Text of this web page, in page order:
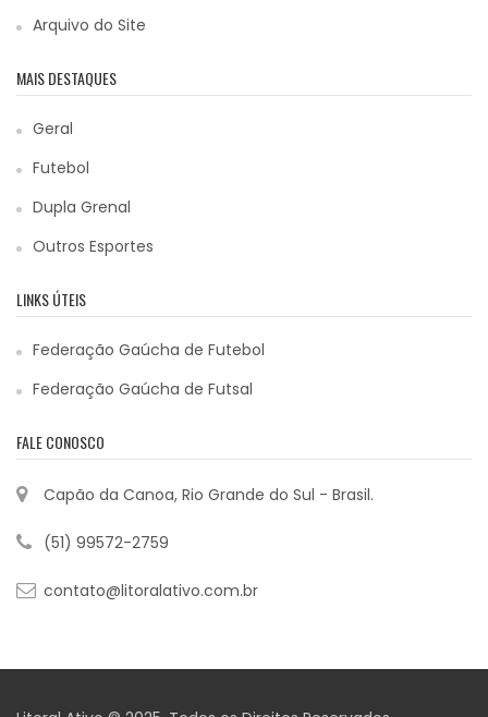
Arquivo do Site
MAIS DESTAQUES
Geral
Futebol
Dupla Grenal
Outros Esportes
LINKS ÚTEIS
Federação Gaúcha de Futebol
Federação Gaúcha de Futsal
FALE CONOSCO
Capão da Canoa, Rio Grande do Sul - Brasil.
(51) 99572-2759
contato@litoralativo.com.br